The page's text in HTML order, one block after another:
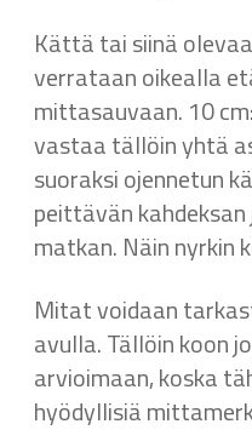
Kättä tai siinä
verrataan oikealla
mittasauvaan. 10
vastaa tällöin yhtä
suoraksi ojennetun
peittävän
matkan. Näin nyrkin
Mitat voidaan
avulla. Tällöin koon
arvioimaan, koska
hyödyllisiä